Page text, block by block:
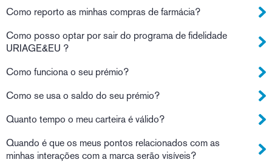
Como reporto as minhas compras de farmácia?
Como posso optar por sair do programa de fidelidade
URIAGE&EU ?
Como funciona o seu prémio?
Como se usa o saldo do seu prémio?
Quanto tempo o meu carteira é válido?
Quando é que os meus pontos relacionados com as
minhas interações com a marca serão visíveis?